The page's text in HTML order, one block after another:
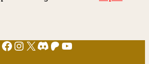
Facebook
Instagram
X Discord
Patreon
YouTube